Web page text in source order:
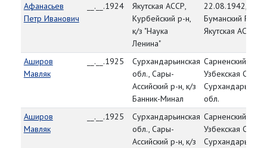
Афанасьев
Петр Иванович
__.__.1924
Якутская АССР,
Курбейский р-н,
к/з "Наука
Ленина"
22.08.1942,
Буманский РВК,
Якутская АССР
Аширов
Мавляк
__.__.1925
Сурхандарьинская
обл., Сары-
Ассийский р-н, к/з
Банник-Минал
Сарненский РВК,
Узбекская ССР,
обл.
Аширов
Мавляк
__.__.1925
Сурхандарьинская
обл., Сары-
Ассийский р-н, к/з
Сарненский РВК,
Узбекская ССР,